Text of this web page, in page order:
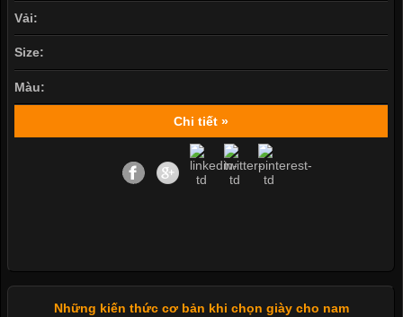
Vải:
Size:
Màu:
Chi tiết »
Những kiến thức cơ bản khi chọn giày cho nam